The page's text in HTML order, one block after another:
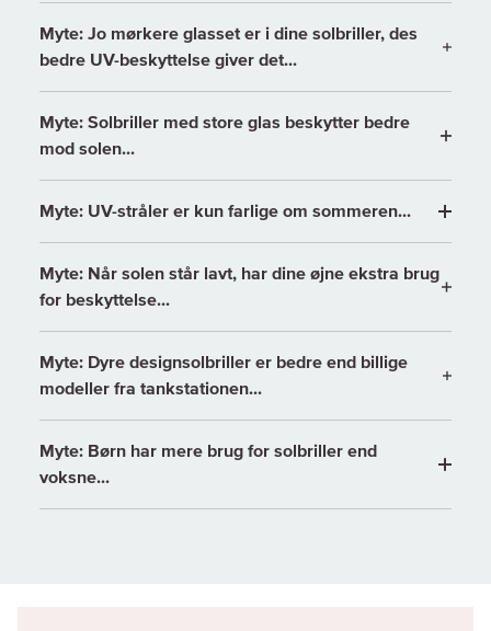
Myte: Jo mørkere glasset er i dine solbriller, des
bedre UV-beskyttelse giver det...
Myte: Solbriller med store glas beskytter bedre
mod solen...
Myte: UV-stråler er kun farlige om sommeren...
Myte: Når solen står lavt, har dine øjne ekstra brug
for beskyttelse...
Myte: Dyre designsolbriller er bedre end billige
modeller fra tankstationen...
Myte: Børn har mere brug for solbriller end
voksne...